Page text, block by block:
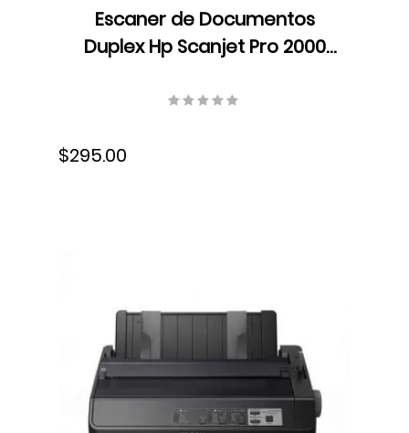
Escaner de Documentos
Duplex Hp Scanjet Pro 2000
ppm/70 ipm, Resolucion 600
$295.00